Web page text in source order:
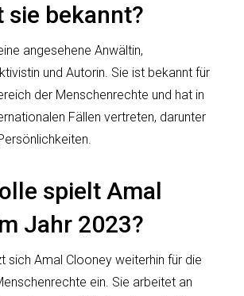
sie bekannt?
angesehene Anwältin,
und Autorin. Sie ist bekannt für
der Menschenrechte und hat in
Fällen vertreten, darunter
spielt Amal
Jahr 2023?
sich Amal Clooney weiterhin für die
ein. Sie arbeitet an